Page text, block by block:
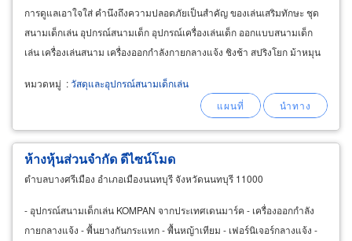
การดูแลเอาใจใส่ คำนึงถึงความปลอดภัยเป็นสำคัญ ของเล่นเสริมทักษะ ชุด
สนามเด็กเล่น อุปกรณ์สนามเด็ก อุปกรณ์เครื่องเล่นเด็ก ออกแบบสนามเด็ก
เล่น เครื่องเล่นสนาม เครื่องออกกำลังกายกลางแจ้ง ชิงช้า สปริงโยก ม้าหมุน
หมวดหมู่ :วัสดุและอุปกรณ์สนามเด็กเล่น
ห้างหุ้นส่วนจำกัด ดีไซน์โมด
ตำบลบางศรีเมือง อำเภอเมืองนนทบุรี จังหวัดนนทบุรี 11000
- อุปกรณ์สนามเด็กเล่น KOMPAN จากประเทศเดนมาร์ค - เครื่องออกกำลัง
กายกลางแจ้ง - พื้นยางกันกระแทก - พื้นหญ้าเทียม - เฟอร์นิเจอร์กลางแจ้ง -